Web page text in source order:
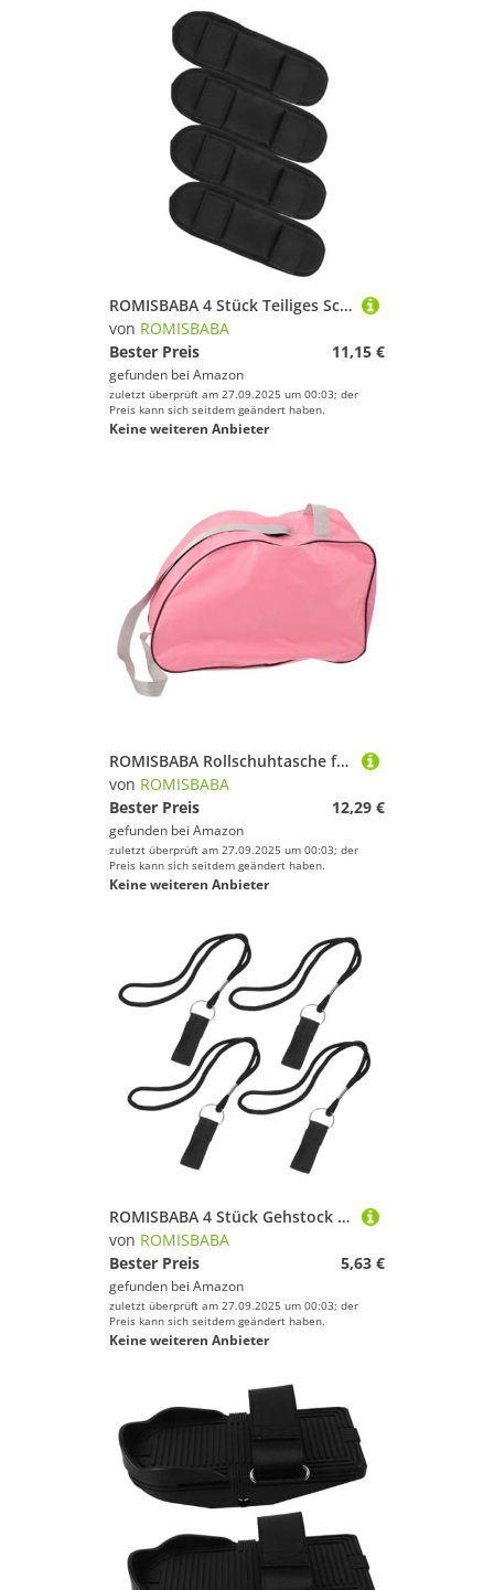
ROMISBABA 4 Stück Teiliges Schulterpolster aus Nylon Atmungsaktiv und Entlastend Gepolsterte Tragegurt Auflage für Rucksack Schulterriemen Schmerzlindernd und Einfach zu Montieren Schwarz
von ROMISBABA
Bester Preis
11,15 €
gefunden bei Amazon
zuletzt überprüft am 27.09.2025 um 00:03; der
Preis kann sich seitdem geändert haben.
Keine weiteren Anbieter
ROMISBABA Rollschuhtasche für Mädchen Tragbare Roller Skates Tasche aus Langlebigem Material Stylisch und Wasserabweisend für Inline und Rollschuhe zur Einfachen Aufbewahrung und Transport
von ROMISBABA
Bester Preis
12,29 €
gefunden bei Amazon
zuletzt überprüft am 27.09.2025 um 00:03; der
Preis kann sich seitdem geändert haben.
Keine weiteren Anbieter
ROMISBABA 4 Stück Gehstock Handschlaufe mit Anti Verlust Funktion rutschfeste Ergonomische Handgelenkschlaufe für Senioren Installieren Komfortabel und Sicher für Wanderstöcke und Gehstöcke
von ROMISBABA
Bester Preis
5,63 €
gefunden bei Amazon
zuletzt überprüft am 27.09.2025 um 00:03; der
Preis kann sich seitdem geändert haben.
Keine weiteren Anbieter